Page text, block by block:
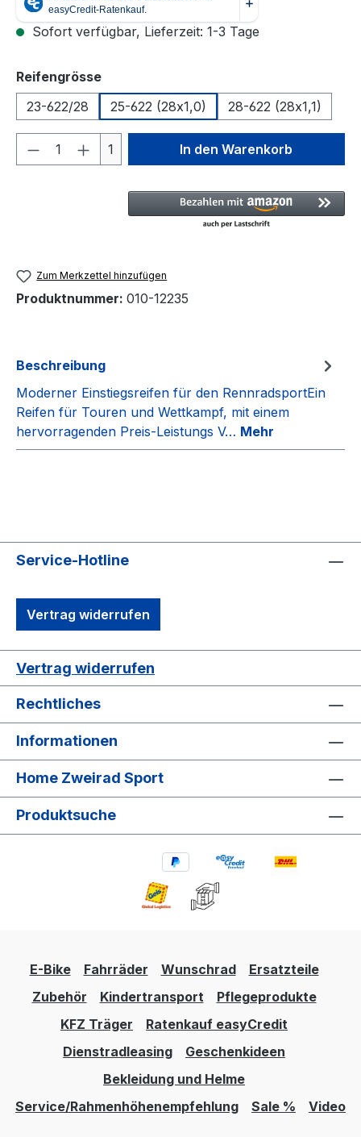
Sofort verfügbar, Lieferzeit: 1-3 Tage
Reifengrösseauswählen
23-622/28
25-622 (28x1,0) 28-622 (28x1,1)
Produkt Anzahl: Gib den
1 In den Warenkorb
Zum Merkzettel hinzufügen
Produktnummer: 010-12235
Beschreibung
Moderner Einstiegsreifen für den RennradsportEin
Reifen für Touren und Wettkampf, mit einem
hervorragenden Preis-Leistungs V… Mehr
Service-Hotline
Vertrag widerrufen
Vertrag widerrufen
Rechtliches
Informationen
Home Zweirad Sport
Produktsuche
E-Bike Fahrräder Wunschrad
Ersatzteile
Zubehör
Kindertransport
Pflegeprodukte
KFZ Träger
Ratenkauf easyCredit
Dienstradleasing
Geschenkideen
Bekleidung und Helme
Service/Rahmenhöhenempfehlung
Sale % Video